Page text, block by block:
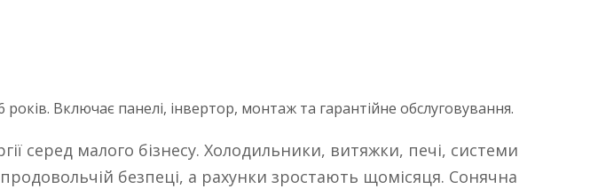
Включає панелі, інвертор, монтаж та гарантійне обслуговування.
серед малого бізнесу. Холодильники, витяжки, печі, системи
безпеці, а рахунки зростають щомісяця. Сонячна